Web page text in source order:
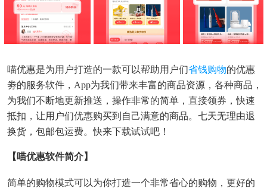
喵优惠是为用户打造的一款可以帮助用户们省钱购物的优惠
劵的服务软件，app为我们带来丰富的商品资源，各种商品，
为我们不断地更新推送，操作非常的简单，直接领券，快速
抵扣，让用户们优惠购买到自己满意的商品。七天无理由退
换货，包邮包运费。快来下载试试吧！
【喵优惠软件简介】
简单的购物模式可以为你打造一个非常省心的购物，更好的